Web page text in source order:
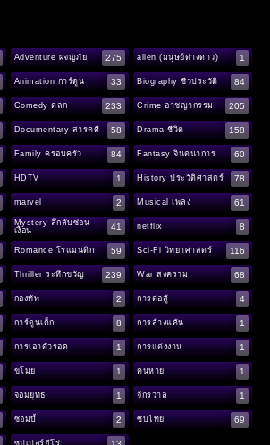
Adventure ผจญภัย 275 alien (มนุษย์ต่างดาว) 1
Animation การ์ตูน 33 Biography ชีวประวัติ 84
Comedy ตลก 233 Crime อาชญากรรม 205
Documentary สารคดี 58 Drama ชีวิต 158
Family ครอบครัว 84 Fantasy จินตนาการ 60
HDTV 1 History ประวัติศาสตร์ 78
marvel 2 Musical เพลง 61
Mystery ลึกลับซ่อน
เงื่อน
41 netflix 8
Romance โรแมนติก 59 Sci-Fi วิทยาศาสตร์ 116
Thriller ระทึกขวัญ 239 War สงคราม 68
กองทัพ 2 การต่อสู้ 4
การ์ตูนเด็ก 8 การล้างแค้น 1
การเอาตัวรอด 1 การแต่งงาน 1
ขโมย 1 คนหาย 1
จอมยุทธ 1 จักรวาล 1
ซอมบี้ 2 ซับไทย 69